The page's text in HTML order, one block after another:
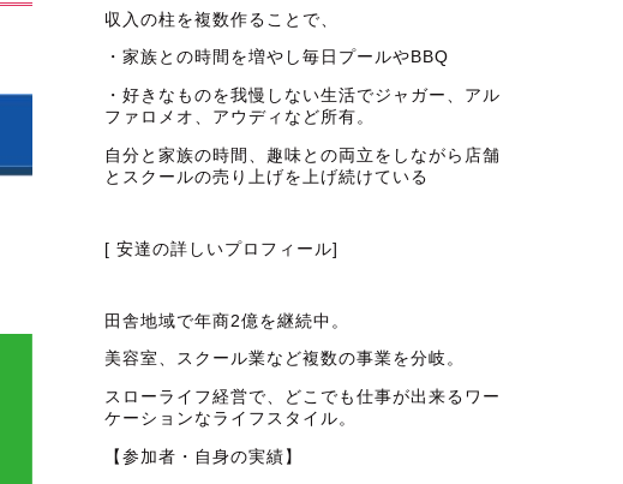
収入の柱を複数作ることで、
・家族との時間を増やし毎日プールやBBQ
・好きなものを我慢しない生活でジャガー、アル
ファロメオ、アウディなど所有。
自分と家族の時間、趣味との両立をしながら店舗
とスクールの売り上げを上げ続けている
[ 安達の詳しいプロフィール]
田舎地域で年商2億を継続中。
美容室、スクール業など複数の事業を分岐。
スローライフ経営で、どこでも仕事が出来るワー
ケーションなライフスタイル。
【参加者・自身の実績】